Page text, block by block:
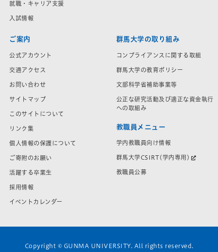
就職・キャリア支援
入試情報
ご案内
公式アカウント
交通アクセス
お問い合わせ
サイトマップ
このサイトについて
リンク集
個人情報の保護について
ご寄附のお願い
活躍する卒業生
採用情報
イベントカレンダー
群馬大学の取り組み
コンプライアンスに関する取組
群馬大学の教育ポリシー
文部科学省補助事業等
公正な研究活動及び適正な資金執行
への取組み
教職員メニュー
学内教職員向け情報
群馬大学CSIRT(学内専用)
教職員公募
Copyright © GUNMA UNIVERSITY. All rights reserved.